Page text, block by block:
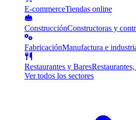
E-commerceTiendas online
ConstrucciónConstructoras y
FabricaciónManufactura e
Restaurantes y Bares
Ver todos los sectores